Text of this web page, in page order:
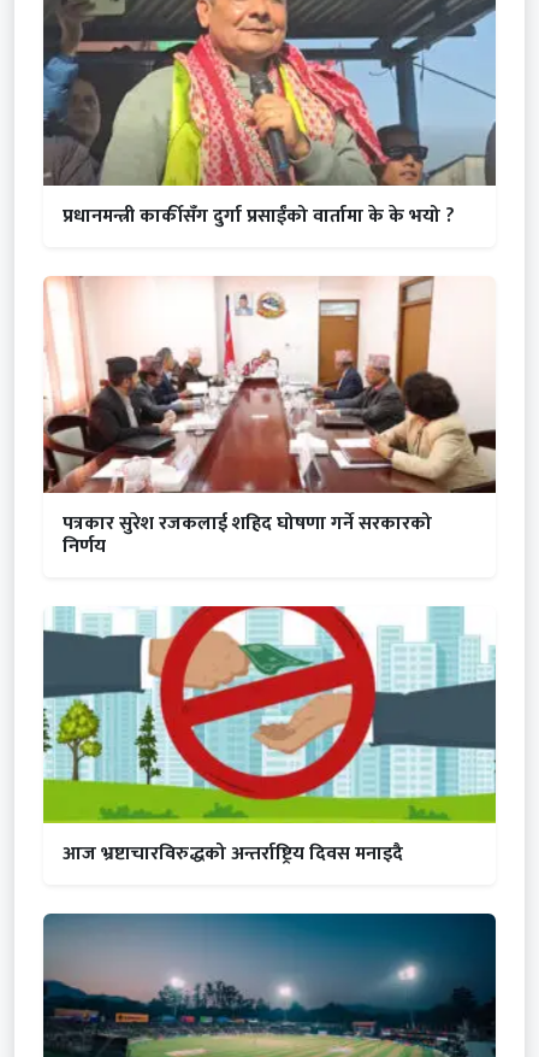
प्रधानमन्त्री कार्कीसँग दुर्गा प्रसाईंको वार्तामा के के भयो ?
पत्रकार सुरेश रजकलाई शहिद घोषणा गर्ने सरकारको
निर्णय
आज भ्रष्टाचारविरुद्धको अन्तर्राष्ट्रिय दिवस मनाइदै